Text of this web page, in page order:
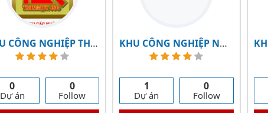
KHU CÔNG NGHIỆP THUẬN THÀNH III
0
Dự án
0
Follow
KHU CÔNG NGHIỆP NAM ĐÌNH VŨ
1
Dự án
0
Follow